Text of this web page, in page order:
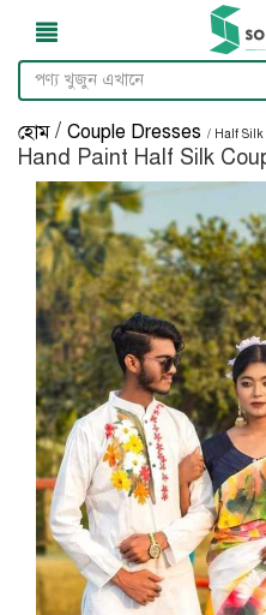
হোম / Couple Dresses / Half Silk
Hand Paint Half Silk